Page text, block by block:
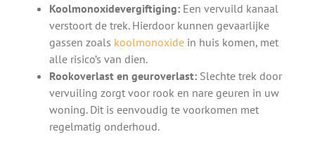
Koolmonoxidevergiftiging:Een vervuild kanaal
verstoort de trek. Hierdoor kunnen gevaarlijke
gassen zoals koolmonoxidein huis komen, met
alle risico’s van dien.
Rookoverlast en geuroverlast:Slechte trek door
vervuiling zorgt voor rook en nare geuren in uw
woning. Dit is eenvoudig te voorkomen met
regelmatig onderhoud.